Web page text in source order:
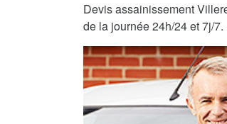
Devis assainissement
de la journée 24h/24 et 7j/7.